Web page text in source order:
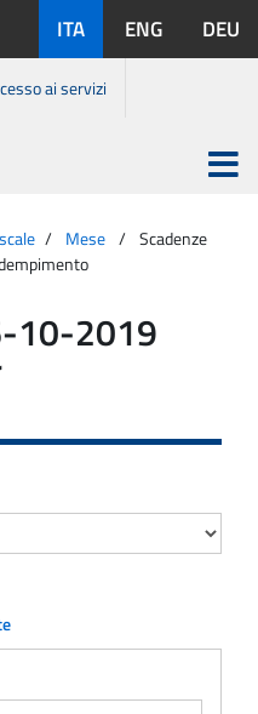
disponibili:
ITA ENG DEU
ai servizi
Apri
menu
Mese
Scadenze
10-2019